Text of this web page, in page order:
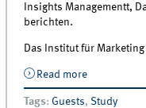
Insights Managementt,
berichten.
Das Institut für
Read moreabout Guest
Tags: Guests, Study